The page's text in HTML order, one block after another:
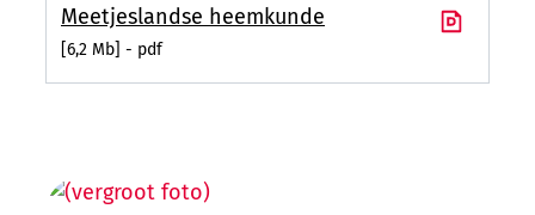
Meetjeslandse heemkunde
6,2 Mb pdf